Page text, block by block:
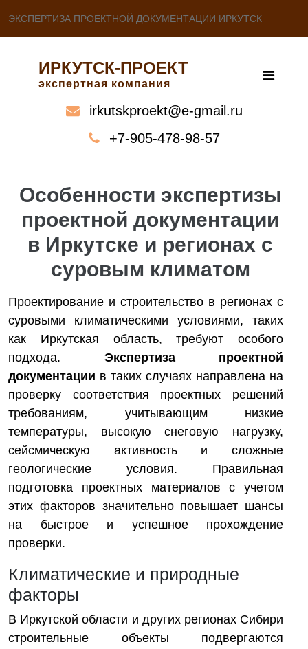
ЭКСПЕРТИЗА ПРОЕКТНОЙ ДОКУМЕНТАЦИИ ИРКУТСК
ИРКУТСК-ПРОЕКТ
экспертная компания
irkutskproekt@e-gmail.ru
+7-905-478-98-57
Особенности экспертизы
проектной документации
в Иркутске и регионах с
суровым климатом
Проектирование и строительство в регионах с
суровыми климатическими условиями, таких
как Иркутская область, требуют особого
подхода. Экспертиза проектной
документации в таких случаях направлена на
проверку соответствия проектных решений
требованиям, учитывающим низкие
температуры, высокую снеговую нагрузку,
сейсмическую активность и сложные
геологические условия. Правильная
подготовка проектных материалов с учетом
этих факторов значительно повышает шансы
на быстрое и успешное прохождение
проверки.
Климатические и природные
факторы
В Иркутской области и других регионах Сибири
строительные объекты подвергаются